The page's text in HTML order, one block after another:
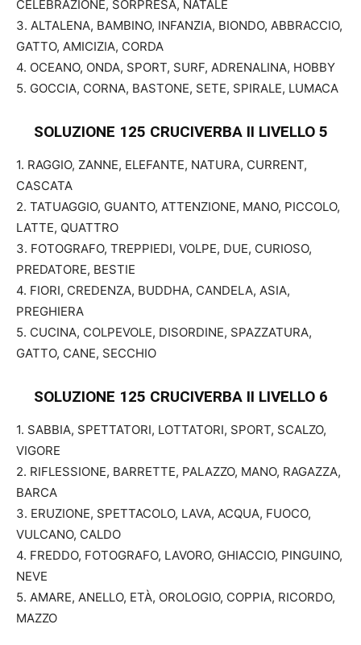
CELEBRAZIONE, SORPRESA, NATALE
3. ALTALENA, BAMBINO, INFANZIA, BIONDO, ABBRACCIO,
GATTO, AMICIZIA, CORDA
4. OCEANO, ONDA, SPORT, SURF, ADRENALINA, HOBBY
5. GOCCIA, CORNA, BASTONE, SETE, SPIRALE, LUMACA
SOLUZIONE 125 CRUCIVERBA II LIVELLO 5
1. RAGGIO, ZANNE, ELEFANTE, NATURA, CURRENT,
CASCATA
2. TATUAGGIO, GUANTO, ATTENZIONE, MANO, PICCOLO,
LATTE, QUATTRO
3. FOTOGRAFO, TREPPIEDI, VOLPE, DUE, CURIOSO,
PREDATORE, BESTIE
4. FIORI, CREDENZA, BUDDHA, CANDELA, ASIA,
PREGHIERA
5. CUCINA, COLPEVOLE, DISORDINE, SPAZZATURA,
GATTO, CANE, SECCHIO
SOLUZIONE 125 CRUCIVERBA II LIVELLO 6
1. SABBIA, SPETTATORI, LOTTATORI, SPORT, SCALZO,
VIGORE
2. RIFLESSIONE, BARRETTE, PALAZZO, MANO, RAGAZZA,
BARCA
3. ERUZIONE, SPETTACOLO, LAVA, ACQUA, FUOCO,
VULCANO, CALDO
4. FREDDO, FOTOGRAFO, LAVORO, GHIACCIO, PINGUINO,
NEVE
5. AMARE, ANELLO, ETÀ, OROLOGIO, COPPIA, RICORDO,
MAZZO